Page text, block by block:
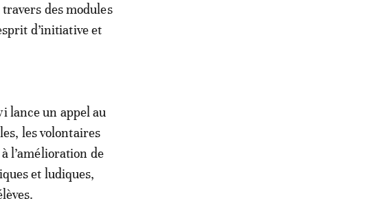
des modules
d’initiative et
lance un appel au
les volontaires
l’amélioration de
et ludiques,